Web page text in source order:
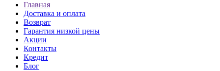
Главная
Доставка и оплата
Возврат
Гарантия низкой цены
Акции
Контакты
Кредит
Блог